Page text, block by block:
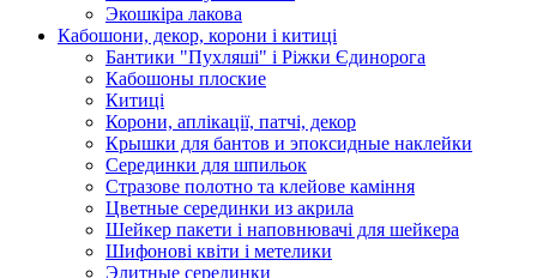
Экошкiра лакова
Кабошони, декор, корони і китиці
Бантики "Пухляші" і Ріжки Єдинорога
Кабошоны плоские
Китиці
Корони, аплікації, патчі, декор
Крышки для бантов и эпоксидные наклейки
Серединки для шпильок
Стразове полотно та клейове каміння
Цветные серединки из акрила
Шейкер пакети і наповнювачі для шейкера
Шифонові квіти і метелики
Элитные серединки